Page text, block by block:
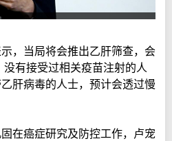
，当局将会推出乙肝筛查，会
有接受过相关疫苗注射的人
肝病毒的人士，预计会透过慢
在癌症研究及防控工作，卢宠